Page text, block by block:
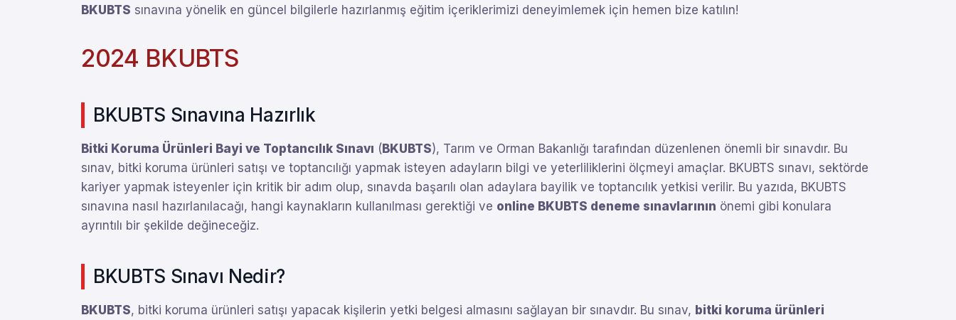
BKUBTS sınavına yönelik en güncel bilgilerle hazırlanmış eğitim içeriklerimizi deneyimlemek için hemen bize katılın!
2024 BKUBTS
BKUBTS Sınavına Hazırlık
Bitki Koruma Ürünleri Bayi ve Toptancılık Sınavı ( BKUBTS), Tarım ve Orman Bakanlığı tarafından düzenlenen önemli bir sınavdır. Bu
sınav, bitki koruma ürünleri satışı ve toptancılığı yapmak isteyen adayların bilgi ve yeterliliklerini ölçmeyi amaçlar. BKUBTS sınavı, sektörde
kariyer yapmak isteyenler için kritik bir adım olup, sınavda başarılı olan adaylara bayilik ve toptancılık yetkisi verilir. Bu yazıda, BKUBTS
sınavına nasıl hazırlanılacağı, hangi kaynakların kullanılması gerektiği ve online BKUBTS deneme sınavlarının önemi gibi konulara
ayrıntılı bir şekilde değineceğiz.
BKUBTS Sınavı Nedir?
BKUBTS, bitki koruma ürünleri satışı yapacak kişilerin yetki belgesi almasını sağlayan bir sınavdır. Bu sınav, bitki koruma ürünleri